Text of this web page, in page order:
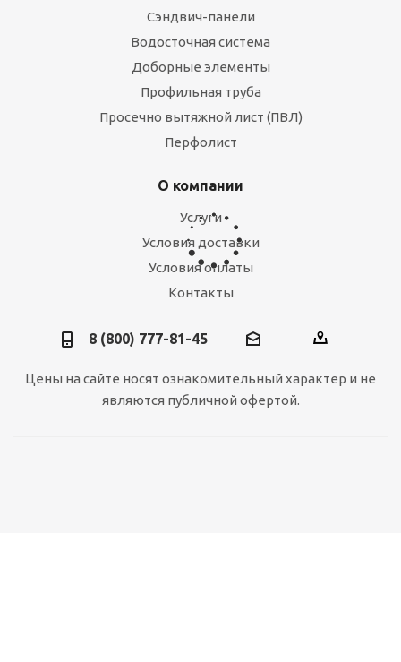
Карнизная планка большая (оцинковка)
Сэндвич-панели
Водосточная система
Доборные элементы
Профильная труба
Просечно вытяжной лист (ПВЛ)
Перфолист
О компании
Услуги
Условия доставки
Условия оплаты
Контакты
8 (800) 777-81-45
Цены на сайте носят ознакомительный характер и не
являются публичной офертой.